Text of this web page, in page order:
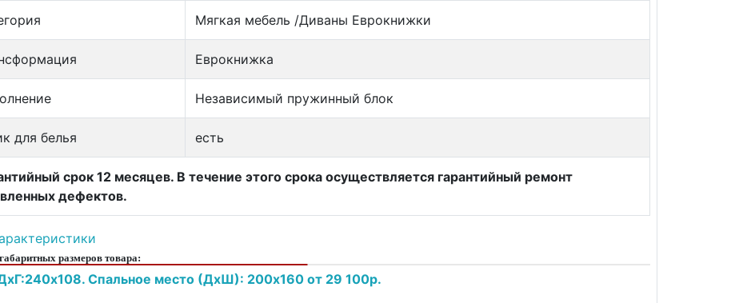
Мягкая мебель /Диваны Еврокнижки
Еврокнижка
Независимый пружинный блок
для белья есть
срок 12 месяцев. В течение этого срока осуществляется гарантийный ремонт
дефектов.
размеров товара:
Спальное место (ДxШ): 200x160 от 29 100р.